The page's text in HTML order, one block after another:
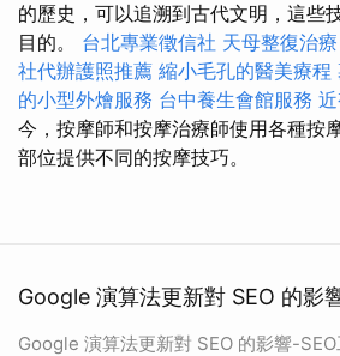
的歷史，可以追溯到古代文明，這些
目的。 台北專業徵信社 天母整復治療
社代辦護照推薦 縮小毛孔的醫美療程
的小型外燴服務 台中養生會館服務
今，按摩師和按摩治療師使用各種按
部位提供不同的按摩技巧。
Google 演算法更新對 SEO 的影
Google 演算法更新對 SEO 的影響-